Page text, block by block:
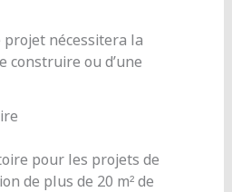
nécessitera la
construire ou d’une
pour les projets de
de plus de 20 m² de